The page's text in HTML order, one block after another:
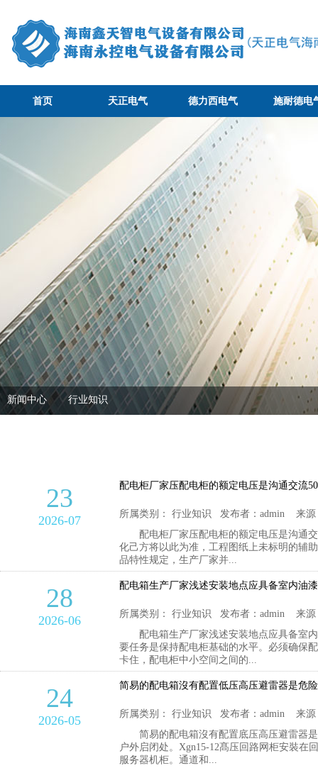
首页 天正电气 德力西电气 施耐德电
新闻中心 行业知识
23
2026-07
配电柜厂家压配电柜的额定电压是沟通交流
所属类别： 行业知识 发布者：admin 来
配电柜厂家压配电柜的额定电压是沟通交
化己方将以此为准，工程图纸上未标明的辅
品特性规定，生产厂家并...
28
2026-06
配电箱生产厂家浅述安装地点应具备室内油漆
所属类别： 行业知识 发布者：admin 来
配电箱生产厂家浅述安装地点应具备室内
要任务是保持配电柜基础的水平。必须确保
卡住，配电柜中小空间之间的...
24
2026-05
简易的配电箱沒有配置低压高压避雷器是危
所属类别： 行业知识 发布者：admin 来
简易的配电箱沒有配置底压高压避雷器是
户外启闭处。Xgn15-12髙压回路网柜安裝在
服务器机柜。通道和...